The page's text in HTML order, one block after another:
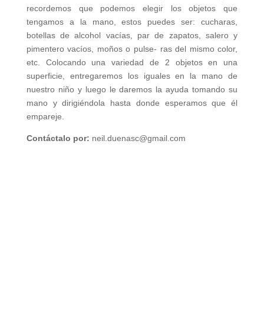
recordemos que podemos elegir los objetos que
tengamos a la mano, estos puedes ser: cucharas,
botellas de alcohol vacías, par de zapatos, salero y
pimentero vacíos, moños o pulse- ras del mismo color,
etc. Colocando una variedad de 2 objetos en una
superficie, entregaremos los iguales en la mano de
nuestro niño y luego le daremos la ayuda tomando su
mano y dirigiéndola hasta donde esperamos que él
empareje.
Contáctalo por: neil.duenasc@gmail.com